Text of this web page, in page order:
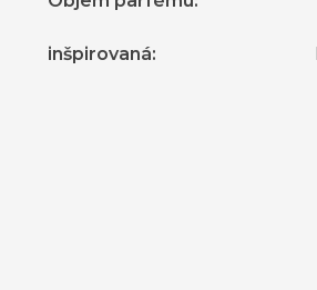
inšpirovaná: